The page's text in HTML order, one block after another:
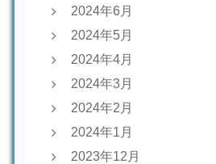
2024年6月
2024年5月
2024年4月
2024年3月
2024年2月
2024年1月
2023年12月